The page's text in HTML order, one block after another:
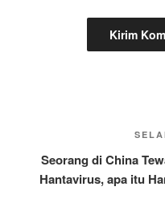
Seorang di China
Hantavirus, apa itu